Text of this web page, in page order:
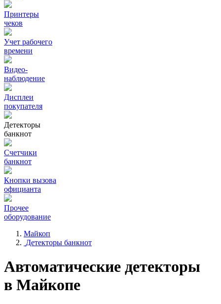
Принтеры
чеков
Учет рабочего
времени
Видео‑
наблюдение
Дисплеи
покупателя
Детекторы
банкнот
Счетчики
банкнот
Кнопки вызова
официанта
Прочее
оборудование
Майкоп
Детекторы банкнот
Автоматические детекторы
в Майкопе